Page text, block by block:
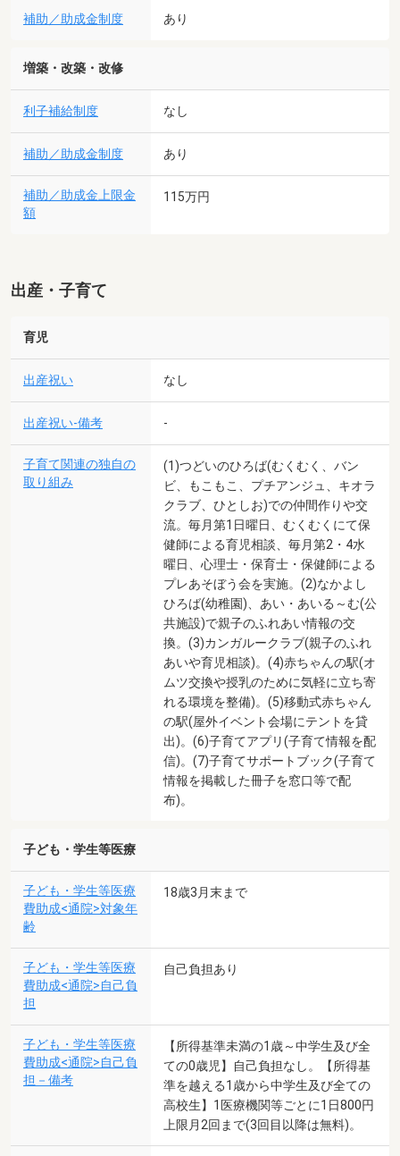
補助／助成金制度 あり
増築・改築・改修
利子補給制度 なし
補助／助成金制度 あり
補助／助成金上限金
額
115万円
出産・子育て
育児
出産祝い なし
出産祝い-備考 -
子育て関連の独自の
取り組み
(1)つどいのひろば(むくむく、バン
ビ、もこもこ、プチアンジュ、キオラ
クラブ、ひとしお)での仲間作りや交
流。毎月第1日曜日、むくむくにて保
健師による育児相談、毎月第2・4水
曜日、心理士・保育士・保健師による
プレあそぼう会を実施。(2)なかよし
ひろば(幼稚園)、あい・あいる～む(公
共施設)で親子のふれあい情報の交
換。(3)カンガルークラブ(親子のふれ
あいや育児相談)。(4)赤ちゃんの駅(オ
ムツ交換や授乳のために気軽に立ち寄
れる環境を整備)。(5)移動式赤ちゃん
の駅(屋外イベント会場にテントを貸
出)。(6)子育てアプリ(子育て情報を配
信)。(7)子育てサポートブック(子育て
情報を掲載した冊子を窓口等で配
布)。
子ども・学生等医療
子ども・学生等医療
費助成<通院>対象年
齢
18歳3月末まで
子ども・学生等医療
費助成<通院>自己負
担
自己負担あり
子ども・学生等医療
費助成<通院>自己負
担－備考
【所得基準未満の1歳～中学生及び全
ての0歳児】自己負担なし。【所得基
準を越える1歳から中学生及び全ての
高校生】1医療機関等ごとに1日800円
上限月2回まで(3回目以降は無料)。